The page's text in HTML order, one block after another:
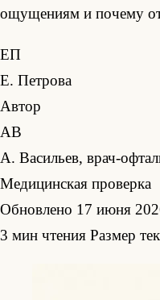
ощущениям и почему
ЕП
Е. Петрова
Автор
АВ
А. Васильев, врач-
Медицинская проверка
Обновлено 17 июня
3 мин чтения Размер